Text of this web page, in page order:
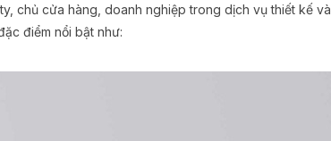
chủ cửa hàng, doanh nghiệp trong dịch vụ thiết kế và
điểm nổi bật như: